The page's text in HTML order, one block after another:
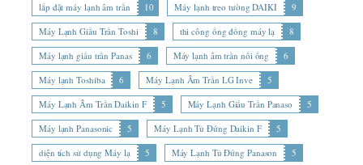
lắp đặt máy lạnh âm trần
10 Máy lạnh treo tường DAIKI
9
Máy Lạnh Giấu Trần Toshi
8 thi công ống đồng máy lạ
8
Máy lạnh giấu trần Panas
6 Máy lạnh âm trần nối ống
6
Máy lạnh Toshiba
6 Máy Lạnh Âm Trần LG Inve
5
Máy Lạnh Âm Trần Daikin F
5 Máy Lạnh Giấu Trần Panaso
5
Máy lạnh Panasonic
5 Máy Lạnh Tủ Đứng Daikin F
5
diện tích sử dụng Máy lạ
5 Máy Lạnh Tủ Đứng Panason 5